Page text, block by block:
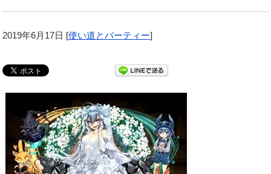
2019年6月17日 [使い道とパーティー]